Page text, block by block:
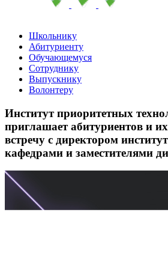
Школьнику
Абитуриенту
Обучающемуся
Сотруднику
Выпускнику
Волонтеру
Институт приоритетных
приглашает абитуриентов и
встречу с директором
кафедрами и заместителями